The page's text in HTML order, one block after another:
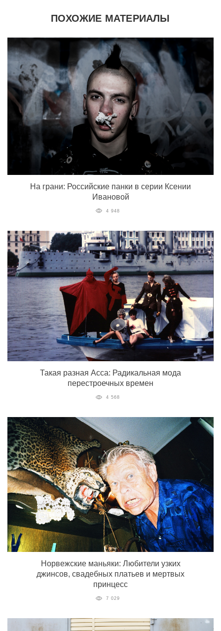
ПОХОЖИЕ МАТЕРИАЛЫ
На грани: Российские панки в серии Ксении
Ивановой
4 948
Такая разная Асса: Радикальная мода
перестроечных времен
4 568
Норвежские маньяки: Любители узких
джинсов, свадебных платьев и мертвых
принцесс
7 029